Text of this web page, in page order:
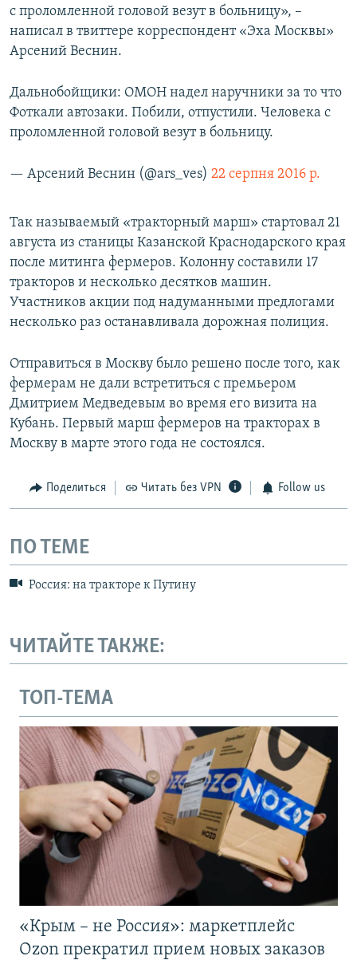
с проломленной головой везут в больницу», –
написал в твиттере корреспондент «Эха Москвы»
Арсений Веснин.
Дальнобойщики: ОМОН надел наручники за то что
Фоткали автозаки. Побили, отпустили. Человека с
проломленной головой везут в больницу.
— Арсений Веснин (@ars_ves) 22 серпня 2016 р.
Так называемый «тракторный марш» стартовал 21
августа из станицы Казанской Краснодарского края
после митинга фермеров. Колонну составили 17
тракторов и несколько десятков машин.
Участников акции под надуманными предлогами
несколько раз останавливала дорожная полиция.
Отправиться в Москву было решено после того, как
фермерам не дали встретиться с премьером
Дмитрием Медведевым во время его визита на
Кубань. Первый марш фермеров на тракторах в
Москву в марте этого года не состоялся.
Поделиться Читать без VPN Follow us
ПО ТЕМЕ
Россия: на тракторе к Путину
ЧИТАЙТЕ ТАКЖЕ:
ТОП-ТЕМА
«Крым – не Россия»: маркетплейс
Ozon прекратил прием новых заказов